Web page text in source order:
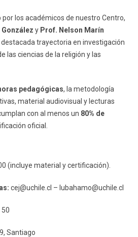
los académicos de nuestro Centro,
González y Prof. Nelson Marín
trayectoria en investigación
las ciencias de la religión y las
pedagógicas, la metodología
material audiovisual y lecturas
con al menos un 80% de
oficial.
(incluye material y certificación).
cej@uchile.cl – lubahamo@uchile.cl
50
Santiago